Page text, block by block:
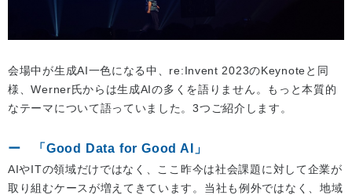
会場中が生成AI一色になる中、re:Invent 2023のKeynoteと同
様、Werner氏からは生成AIの多くを語りません。もっと本質的
なテーマについて語っていました。3つご紹介します。
「Good Data for Good AI」
AIやITの領域だけではなく、ここ昨今は社会課題に対して企業が
取り組むケースが増えてきています。当社も例外ではなく、地域